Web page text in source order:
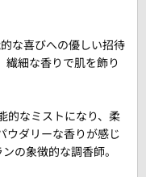
な喜びへの優しい招待
繊細な香りで肌を飾り
的なミストになり、柔
ウダリーな香りが感じ
の象徴的な調香師。